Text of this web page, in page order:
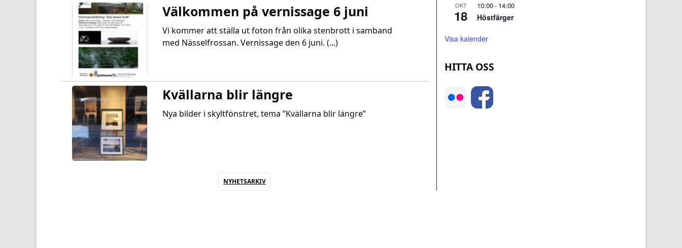
Välkommen på vernissage 6 juni
Vi kommer att ställa ut foton från olika stenbrott i samband
med Nässelfrossan. Vernissage den 6 juni. (...)
Kvällarna blir längre
Nya bilder i skyltfönstret, tema ”Kvällarna blir längre”
NYHETSARKIV
OKT
18
10:00- 14:00
Höstfärger
Visa kalender
HITTA OSS